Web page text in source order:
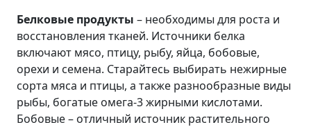
Белковые продукты – необходимы для роста и
восстановления тканей. Источники белка
включают мясо, птицу, рыбу, яйца, бобовые,
орехи и семена. Старайтесь выбирать нежирные
сорта мяса и птицы, а также разнообразные виды
рыбы, богатые омега-3 жирными кислотами.
Бобовые – отличный источник растительного